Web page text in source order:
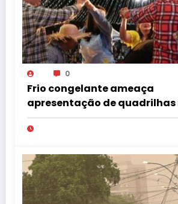
0
Frio congelante ameaça
apresentação de
no Tupã Junina